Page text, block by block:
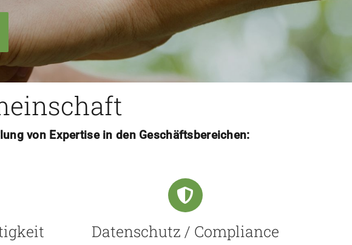
von Expertise in den Geschäftsbereichen:
Datenschutz / Compliance